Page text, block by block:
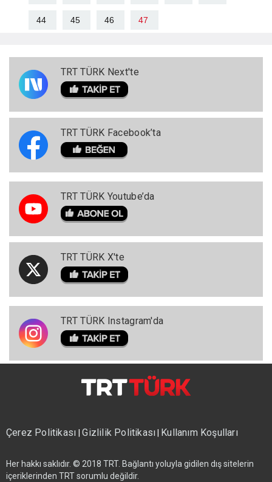
44 45 46 47
TRT TÜRK Next'te
TRT TÜRK Facebook’ta
TRT TÜRK Youtube’da
TRT TÜRK X'te
TRT TÜRK Instagram'da
Çerez Politikası|Gizlilik Politikası| Kullanım Koşulları
Her hakkı saklıdır. © 2018 TRT. Bağlantı yoluyla gidilen dış sitelerin
içeriklerinden TRT sorumlu değildir.